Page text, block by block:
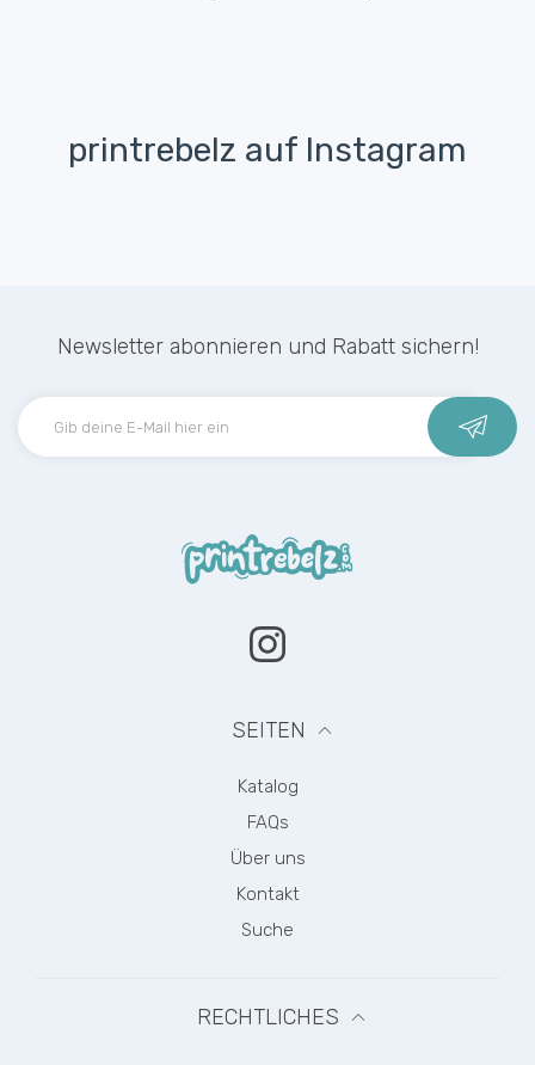
printrebelz auf Instagram
Newsletter abonnieren und Rabatt sichern!
Instagram
SEITEN
Katalog
FAQs
Über uns
Kontakt
Suche
RECHTLICHES